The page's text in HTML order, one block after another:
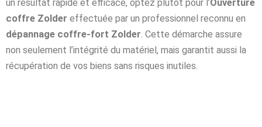
un résultat rapide et efficace, optez plutôt pour l’Ouverture
coffre Zolder effectuée par un professionnel reconnu en
dépannage coffre-fort Zolder. Cette démarche assure
non seulement l’intégrité du matériel, mais garantit aussi la
récupération de vos biens sans risques inutiles.